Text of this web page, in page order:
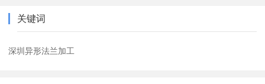
关键词
深圳异形法兰加工